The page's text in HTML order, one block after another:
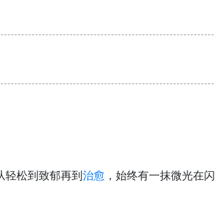
轻松到致郁再到治愈 ，始终有一抹微光在闪